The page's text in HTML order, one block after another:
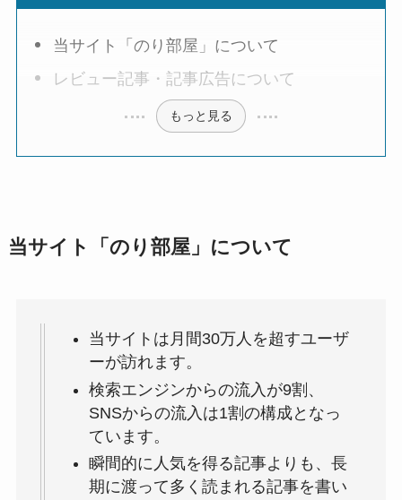
当サイト「のり部屋」について
レビュー記事・記事広告について
もっと見る
当サイト「のり部屋」について
当サイトは月間30万人を超すユーザ
ーが訪れます。
検索エンジンからの流入が9割、
SNSからの流入は1割の構成となっ
ています。
瞬間的に人気を得る記事よりも、長
期に渡って多く読まれる記事を書い